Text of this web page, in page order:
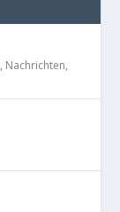
, Nachrichten,